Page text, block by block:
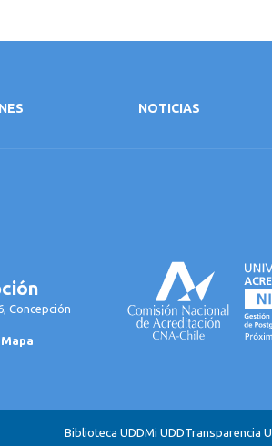
NOTICIAS
Concepción
Mapa
Biblioteca UDDMi UDDTransparencia